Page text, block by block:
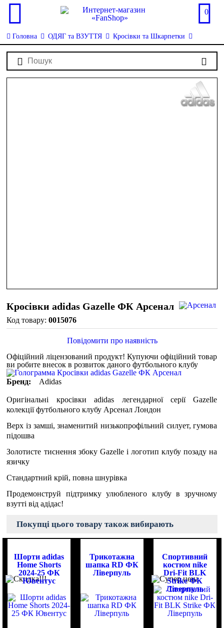
0
Головна ОДЯГ та ВЗУТТЯ Кросівки та Шкарпетки
Кросівки adidas Gazelle ФК Арсенал
0015076
Повідомити про наявність
Офіційний ліцензований продукт!Купуючи офіційний товар
ви робите внесок в розвиток даного футбольного клубу
Бренд:
Adidas
Оригінальні кросівки adidas легендарної серії Gazelle
колекції футбольного клубу Арсенал Лондон
Верх із замші, знаменитий низькопрофільний силует, гумова
підошва
Золотисте тиснення збоку Gazelle і логотип клубу позаду на
язичку
Стандартний крій, повна шнурівка
Продемонструй підтримку улюбленого клубу в зручному
взутті від адідас!
Покупці цього товару також вибирають
Шорти adidas
Home Shorts
2024-25 ФК
Ювентус
Трикотажна
шапка RD ФК
Ліверпуль
Спортивний
костюм nike
Dri-Fit BLK
Strike ФК
Ліверпуль